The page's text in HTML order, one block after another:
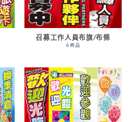
召募工作人員布旗/布條
6 商品